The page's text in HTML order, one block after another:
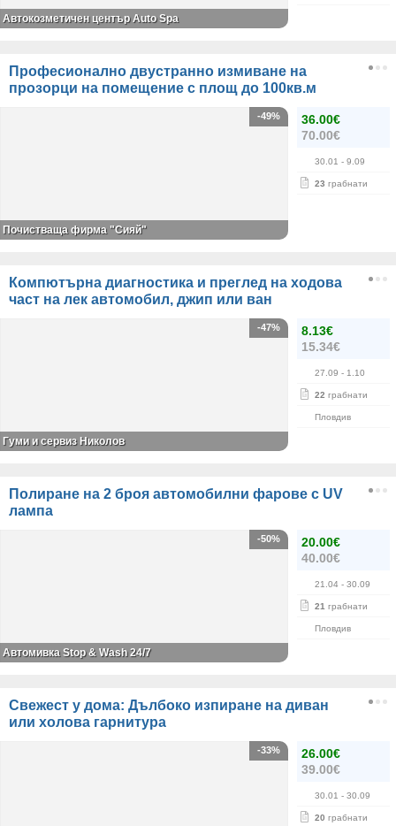
Автокозметичен център Auto Spa
Професионално двустранно измиване на
прозорци на помещение с площ до 100кв.м
36.00€
70.00€
30.01 - 9.09
23 грабнати
-49%
Почистваща фирма "Сияй"
Компютърна диагностика и преглед на ходова
част на лек автомобил, джип или ван
8.13€
15.34€
27.09 - 1.10
22 грабнати
Пловдив
-47%
Гуми и сервиз Николов
Полиране на 2 броя автомобилни фарове с UV
лампа
20.00€
40.00€
21.04 - 30.09
21 грабнати
Пловдив
-50%
Автомивка Stop & Wash 24/7
Свежест у дома: Дълбоко изпиране на диван
или холова гарнитура
26.00€
39.00€
30.01 - 30.09
20 грабнати
-33%